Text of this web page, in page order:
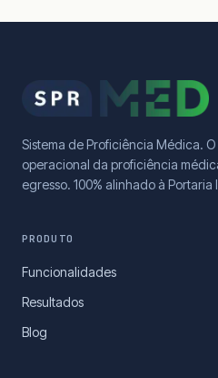
Sistema de Proficiência Médica. O
operacional da proficiência
egresso. 100% alinhado à Portaria
PRODUTO
Funcionalidades
Resultados
Blog